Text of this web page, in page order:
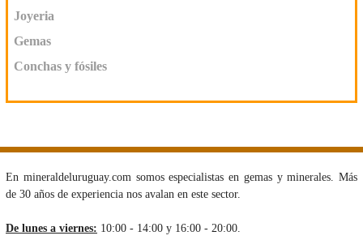
Joyeria
Gemas
Conchas y fósiles
En mineraldeluruguay.com somos especialistas en gemas y minerales. Más
de 30 años de experiencia nos avalan en este sector.
De lunes a viernes: 10:00 - 14:00 y 16:00 - 20:00.